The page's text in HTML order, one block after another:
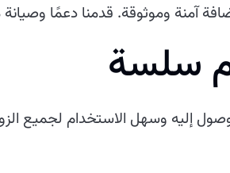
آمنة وموثوقة. قدمنا دعمًا
سلسة
إليه وسهل الاستخدام لجميع